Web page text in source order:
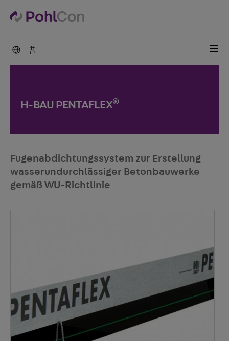
PohlCon international
H-BAU PENTAFLEX®
Fugenabdichtungssystem zur Erstellung
wasserundurchlässiger Betonbauwerke
gemäß WU-Richtlinie